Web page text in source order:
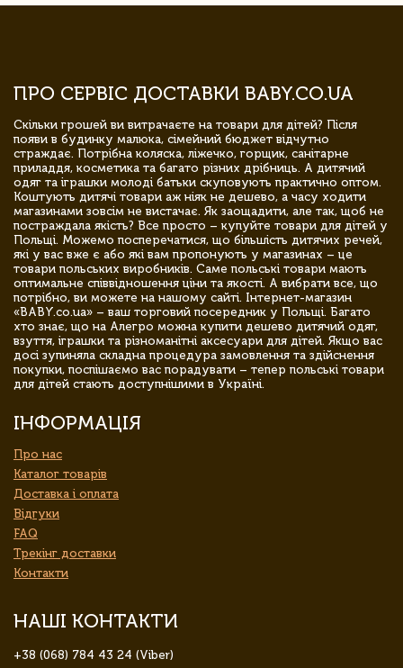
ПРО СЕРВІС ДОСТАВКИ BABY.CO.UA
Скільки грошей ви витрачаєте на товари для дітей? Після
появи в будинку малюка, сімейний бюджет відчутно
страждає. Потрібна коляска, ліжечко, горщик, санітарне
приладдя, косметика та багато різних дрібниць. А дитячий
одяг та іграшки молоді батьки скуповують практично оптом.
Коштують дитячі товари аж ніяк не дешево, а часу ходити
магазинами зовсім не вистачає. Як заощадити, але так, щоб не
постраждала якість? Все просто – купуйте товари для дітей у
Польщі. Можемо посперечатися, що більшість дитячих речей,
які у вас вже є або які вам пропонують у магазинах – це
товари польських виробників. Саме польські товари мають
оптимальне співвідношення ціни та якості. А вибрати все, що
потрібно, ви можете на нашому сайті. Інтернет-магазин
«BABY.co.ua» – ваш торговий посередник у Польщі. Багато
хто знає, що на Алегро можна купити дешево дитячий одяг,
взуття, іграшки та різноманітні аксесуари для дітей. Якщо вас
досі зупиняла складна процедура замовлення та здійснення
покупки, поспішаємо вас порадувати – тепер польські товари
для дітей стають доступнішими в Україні.
ІНФОРМАЦІЯ
Про нас
Каталог товарів
Доставка і оплата
Відгуки
FAQ
Трекінг доставки
Контакти
НАШІ КОНТАКТИ
+38 (068) 784 43 24 (Viber)